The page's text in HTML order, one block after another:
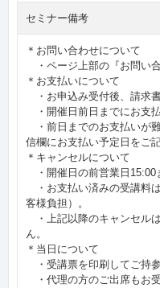
セミナー備考
＊お問い合わせについて
・ページ上部の『お問い
＊お支払いについて
・お申込み受付後、請求書
・開催日前日までにお支払
・前日までのお支払いが
信欄にお支払い予定日をご
＊キャンセルについて
・開催日の前営業日15:00
・お支払い済みの受講料
客様負担）。
・上記以降のキャンセル
ん。
＊当日について
・受講票を印刷してご持参
・代理の方のご出席もお